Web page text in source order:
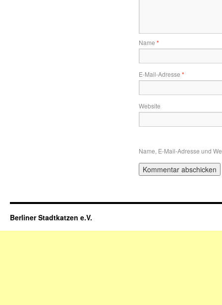
Name *
E-Mail-Adresse *
Website
Name, E-Mail-Adresse und
Berliner Stadtkatzen e.V.